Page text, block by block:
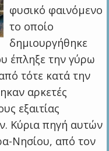
φυσικό φαινόμενο
το οποίο
δημιουργήθηκε
έπληξε την γύρω
τότε κατά την
αρκετές
εξαιτίας
Κύρια πηγή αυτών
Νησίου, από τον